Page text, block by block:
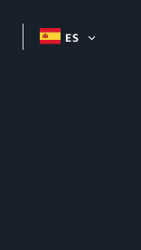
ES